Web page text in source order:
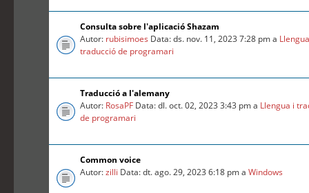
Consulta sobre l'aplicació Shazam
Autor: rubisimoes Data: ds. nov. 11, 2023 7:28 pm a
traducció de programari
Traducció a l'alemany
Autor: RosaPF Data: dl. oct. 02, 2023 3:43 pm a Llengua i
de programari
Common voice
Autor:zilli Data: dt. ago. 29, 2023 6:18 pm aWindows